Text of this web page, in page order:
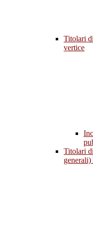
Titolari
vertice
Titolari
generali)